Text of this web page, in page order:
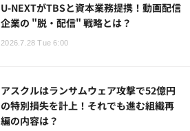
U-NEXTがTBSと資本業務提携！動画配信
企業の "脱・配信" 戦略とは？
2026.7.28 Tue 6:00
アスクルはランサムウェア攻撃で52億円
の特別損失を計上！それでも進む組織再
編の内容は？